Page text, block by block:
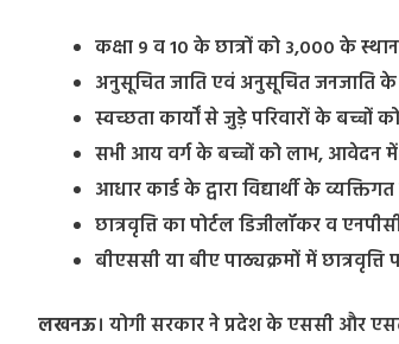
कक्षा 9 व 10 के छात्रों को 3,000 के
अनुसूचित जाति एवं अनुसूचित जनजाति
स्वच्छता कार्यों से जुड़े परिवारों के बच्चों
सभी आय वर्ग के बच्चों को लाभ, आवेदन में
आधार कार्ड के द्वारा विद्यार्थी के
छात्रवृत्ति का पोर्टल डिजीलॉकर व
बीएससी या बीए पाठ्यक्रमों में
लखनऊ। योगी सरकार ने प्रदेश के एससी और